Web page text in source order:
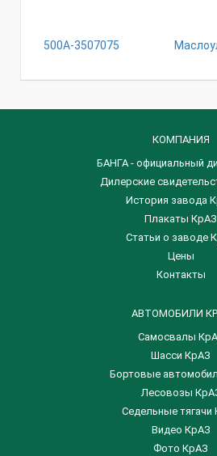
500А-3507075
КОМПАНИЯ
БАНГА - официальный
Дилерские
История завода
Плакаты КрАЗ
Статьи о заводе
Цены
Контакты
АВТОМОБИЛИ
Самосвалы
Шасси КрАЗ
Бортовые
Лесовозы
Седельные тягачи
Видео КрАЗ
Фото КрАЗ